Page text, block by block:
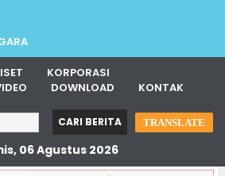
KORPORASI
DOWNLOAD KONTAK
TRANSLATE
06 Agustus 2026